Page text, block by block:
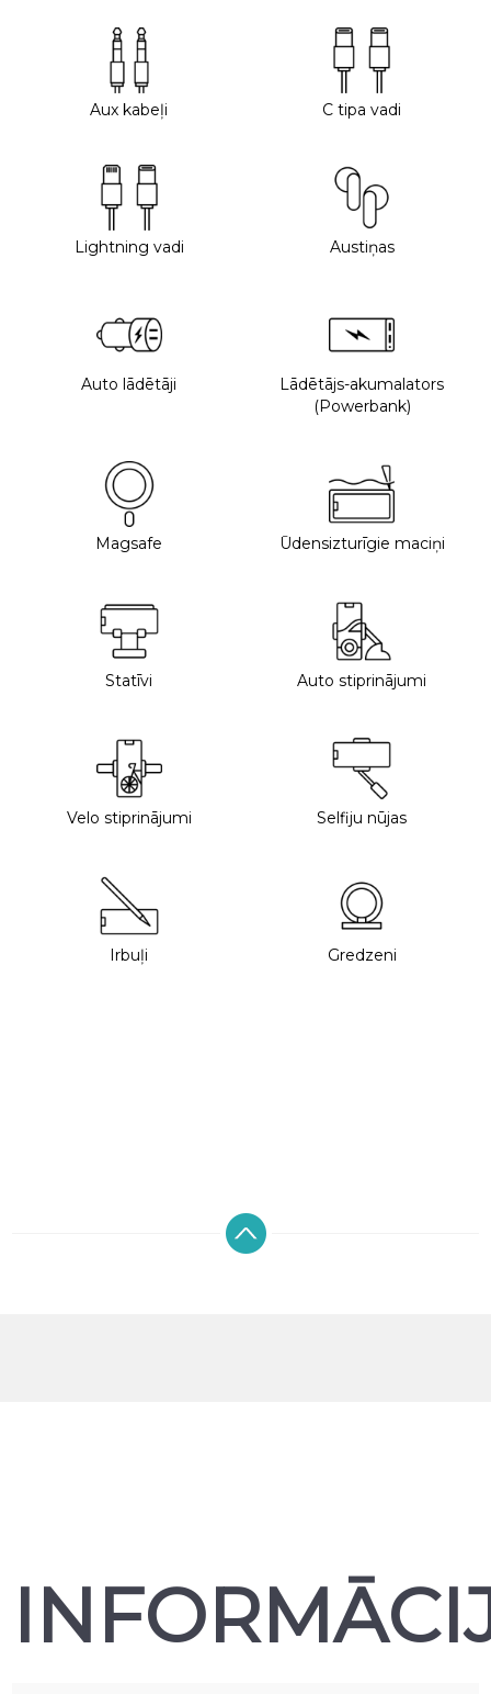
Aux kabeļi C tipa vadi
Lightning vadi Austiņas
Auto lādētāji
Lādētājs-akumalators
(Powerbank)
Magsafe Ūdensizturīgie maciņi
Statīvi Auto stiprinājumi
Velo stiprinājumi Selfiju nūjas
Irbuļi Gredzeni